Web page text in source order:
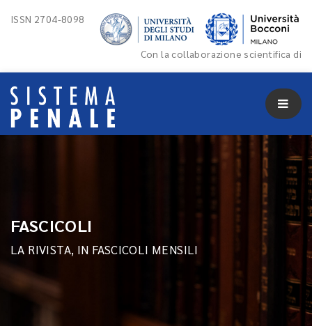
ISSN 2704-8098
Con la collaborazione scientifica di
FASCICOLI
LA RIVISTA, IN FASCICOLI MENSILI